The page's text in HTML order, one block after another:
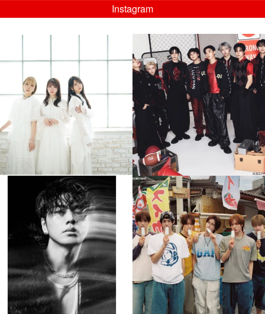
Instagram
💡8/5(水)特番放送！
...
8月 4
4 0
musicjapantv
💡08/05(水)23:00特番放送！
...
8月 4
4 0
musicjapantv
💡8月特番放送決定！
...
8月 4
90 0
musicjapantv
💡8月特番放送決定！
...
8月 4
5 0